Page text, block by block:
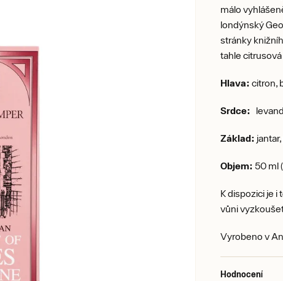
málo
londýnský
stránky
tahle
Hlava: citron,
Srdce:
Základ:
Objem: 50 ml
K dispozici je i
vůni
Vyrobeno v
Hodnocení